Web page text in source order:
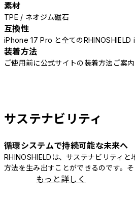
素材
TPE / ネオジム磁石
互換性
iPhone 17 Pro と全ての
装着方法
ご使用前に公式サイトの装着方法ご案
サステナビリティ
循環システムで持続可能な未来へ
RHINOSHIELDは、サステナビリティ
方法を生み出すことができるのです。
もっと詳しく